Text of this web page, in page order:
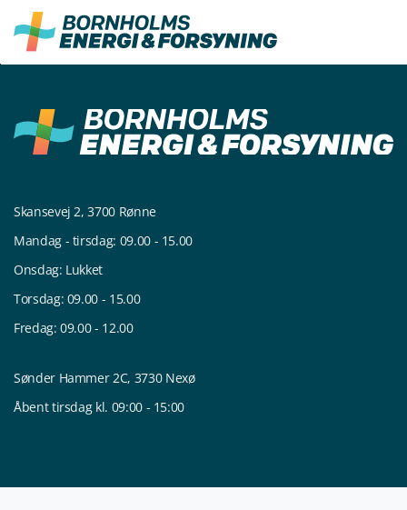
Fortsæt
indhold
Skansevej 2, 3700 Rønne
Mandag - tirsdag: 09.00 - 15.00
Onsdag: Lukket
Torsdag: 09.00 - 15.00
Fredag: 09.00 - 12.00
Sønder Hammer 2C, 3730 Nexø
Åbent tirsdag kl. 09:00 - 15:00